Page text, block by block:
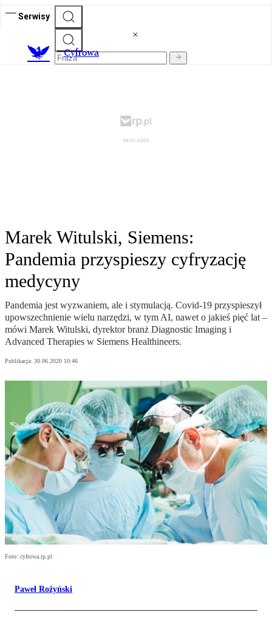
Serwisy
Cyfrowa
Marek Witulski, Siemens:
Pandemia przyspieszy cyfryzację
medycyny
Pandemia jest wyzwaniem, ale i stymulacją. Covid-19 przyspieszył
upowszechnienie wielu narzędzi, w tym AI, nawet o jakieś pięć lat –
mówi Marek Witulski, dyrektor branż Diagnostic Imaging i
Advanced Therapies w Siemens Healthineers.
Publikacja: 30.06.2020 10:46
Foto: cyfrowa.rp.pl
Paweł Rożyński